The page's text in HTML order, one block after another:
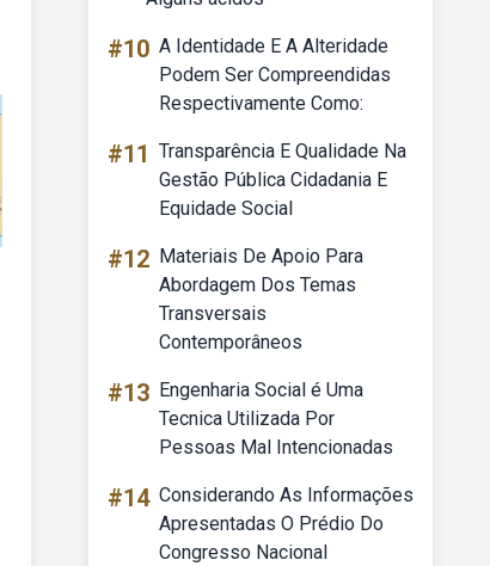
#10 A Identidade E A Alteridade
Podem Ser Compreendidas
Respectivamente Como:
#11 Transparência E Qualidade Na
Gestão Pública Cidadania E
Equidade Social
#12 Materiais De Apoio Para
Abordagem Dos Temas
Transversais
Contemporâneos
#13 Engenharia Social é Uma
Tecnica Utilizada Por
Pessoas Mal Intencionadas
#14 Considerando As Informações
Apresentadas O Prédio Do
Congresso Nacional